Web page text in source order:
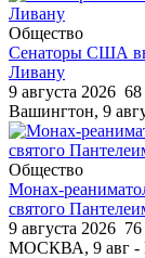
Общество
Сенаторы США
Ливану
9 августа 2026 68
Вашингтон, 9
Общество
Монах-
святого
9 августа 2026 76
МОСКВА, 9 авг -